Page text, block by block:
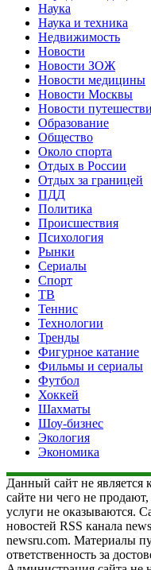
Наука
Наука и техника
Недвижимость
Новости
Новости ЗОЖ
Новости медицины
Новости Москвы
Новости
Образование
Общество
Около спорта
Отдых в России
Отдых за границей
ПДД
Политика
Происшествия
Психология
Рынки
Сериалы
Спорт
ТВ
Теннис
Технологии
Тренды
Фигурное катание
Фильмы и сериалы
Футбол
Хоккей
Шахматы
Шоу-бизнес
Экология
Экономика
Данный сайт не
сайте ни чего не
услуги не оказываются.
новостей RSS канала
newsru.com. Материалы
ответственность за